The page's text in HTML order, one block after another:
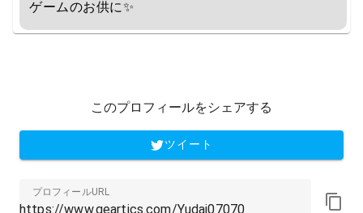
ゲームのお供に✨
このプロフィールをシェアする
ツイート
プロフィールURL